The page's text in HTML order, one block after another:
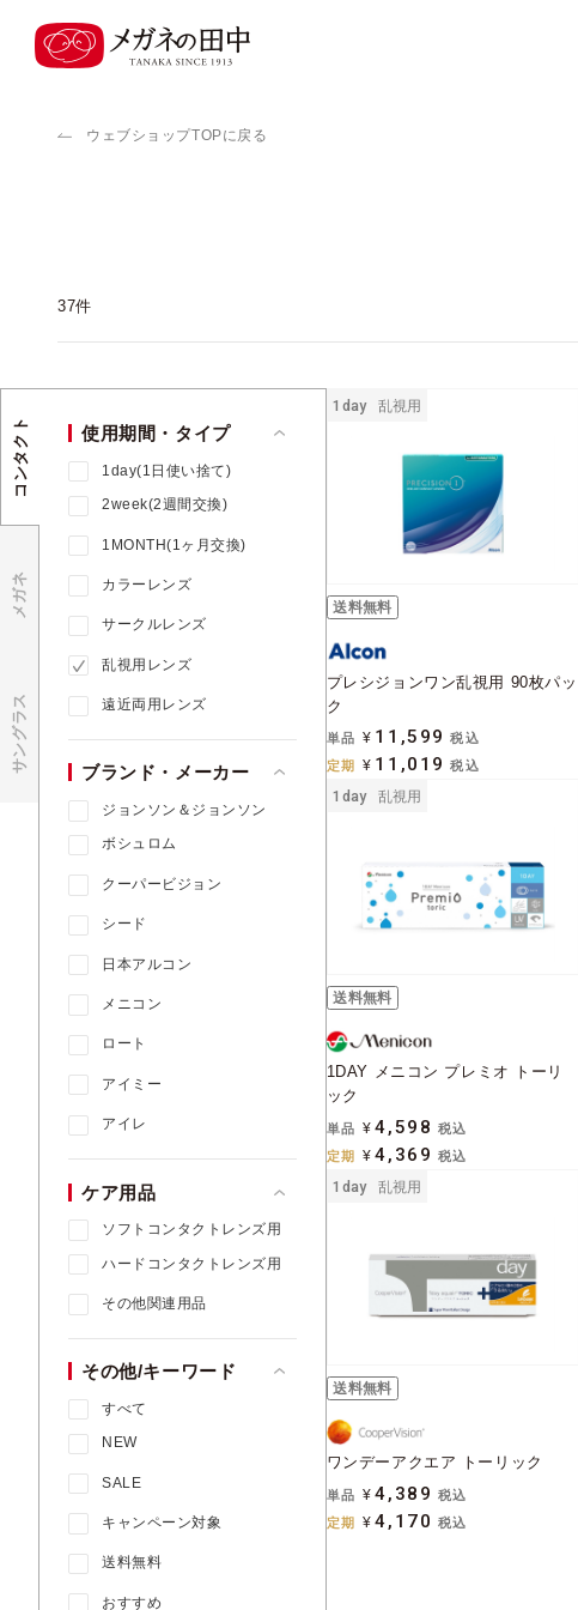
ウェブショップTOPに戻る
37件
コンタクト
メガネ
サングラス
使用期間・タイプ
1day(1日使い捨て)
2week(2週間交換)
1MONTH(1ヶ月交換)
カラーレンズ
サークルレンズ
乱視用レンズ
遠近両用レンズ
ブランド・メーカー
ジョンソン＆ジョンソン
ボシュロム
クーパービジョン
シード
日本アルコン
メニコン
ロート
アイミー
アイレ
ケア用品
ソフトコンタクトレンズ用
ハードコンタクトレンズ用
その他関連用品
その他/キーワード
すべて
NEW
SALE
キャンペーン対象
送料無料
おすすめ
1day 乱視用
送料無料
プレシジョンワン乱視用 90枚パッ
ク
単品 ¥ 11,599
税込
定期
¥ 11,019 税込
1day 乱視用
送料無料
1DAY メニコン プレミオ トーリ
ック
単品 ¥ 4,598 税込
定期
¥ 4,369 税込
1day 乱視用
送料無料
ワンデーアクエア トーリック
単品 ¥ 4,389 税込
定期
¥ 4,170 税込